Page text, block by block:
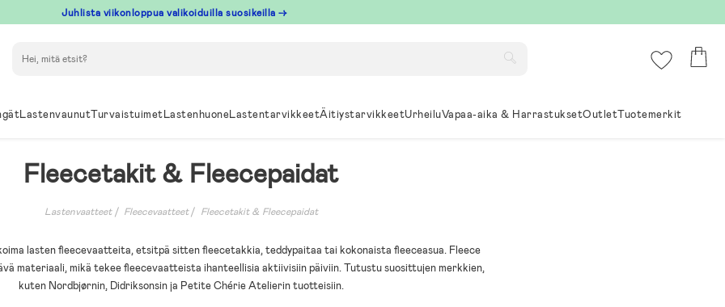
Juhlista viikonloppua valikoiduilla suosikeilla →
LastenvaunutTurvaistuimetLastenhuoneLastentarvikkeetÄitiystarvikkeetUrheiluVapaa-aika & HarrastuksetOutletTuotemerkit
Fleecetakit & Fleecepaidat
Lastenvaatteet Fleecevaatteet Fleecetakit & Fleecepaidat
lasten fleecevaatteita, etsitpä sitten fleecetakkia, teddypaitaa tai kokonaista fleeceasua. Fleece
materiaali, mikä tekee fleecevaatteista ihanteellisia aktiivisiin päiviin. Tutustu suosittujen merkkien,
kuten Nordbjørnin, Didriksonsin ja Petite Chérie Atelierin tuotteisiin.